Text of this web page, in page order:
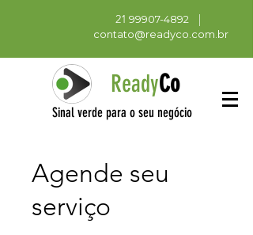
21 99907-4892 |
contato@readyco.com.br
ReadyCo
Sinal verde para o seu negócio
Agende seu
serviço